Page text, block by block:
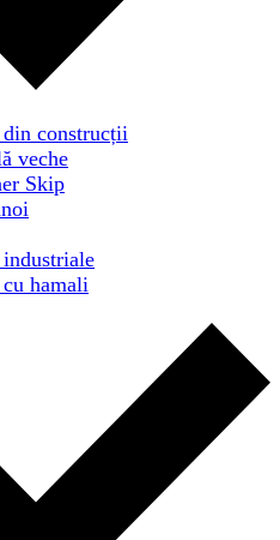
din construcții
veche
Skip
industriale
hamali